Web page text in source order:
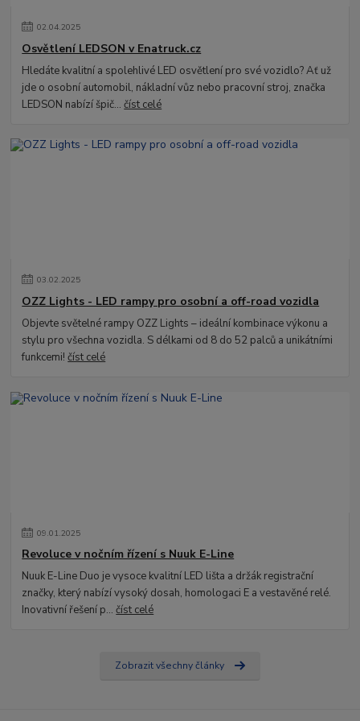
02.04.2025
Osvětlení LEDSON v Enatruck.cz
Hledáte kvalitní a spolehlivé LED osvětlení pro své vozidlo? Ať už
jde o osobní automobil, nákladní vůz nebo pracovní stroj, značka
LEDSON nabízí špič...číst celé
03.02.2025
OZZ Lights - LED rampy pro osobní a off-road vozidla
Objevte světelné rampy OZZ Lights – ideální kombinace výkonu a
stylu pro všechna vozidla. S délkami od 8 do 52 palců a unikátními
funkcemi!číst celé
09.01.2025
Revoluce v nočním řízení s Nuuk E-Line
Nuuk E-Line Duo je vysoce kvalitní LED lišta a držák registrační
značky, který nabízí vysoký dosah, homologaci E a vestavěné relé.
Inovativní řešení p...číst celé
Zobrazit všechny články